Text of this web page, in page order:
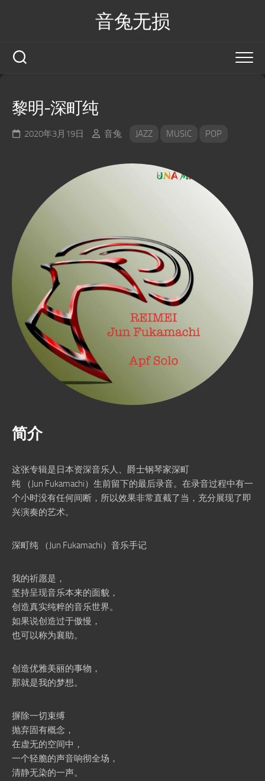
音兔无损
黎明-深町纯
2020年3月19日 音兔 JAZZ MUSIC POP
简介
这张专辑是日本资深音乐人、爵士钢琴家深町
纯 （Jun Fukamachi）生前留下的最后录音。在录音过程中有一
个小时没有任何间断，所以效果非常直截了当，充分展现了即
兴演奏的艺术。
深町纯 （Jun Fukamachi）音乐手记
我的祈愿是，
坚持呈现音乐本来的面貌，
创造真实纯粹的音乐世界。
如果说创造过于傲慢，
也可以称为襄助。
创造优雅美丽的事物，
那就是我的梦想。
摒除一切束缚
抛弃固有概念，
在虚无的空间中，
一个轻脆的声音响彻全场，
清静无染的一声。